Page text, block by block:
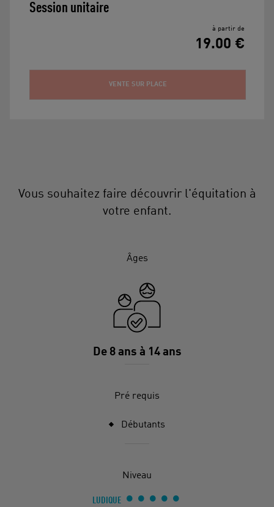
Session unitaire
à partir de
19.00 €
VENTE SUR PLACE
Vous souhaitez faire découvrir l'équitation à
votre enfant.
Âges
De 8 ans à 14 ans
Pré requis
Débutants
Niveau
LUDIQUE